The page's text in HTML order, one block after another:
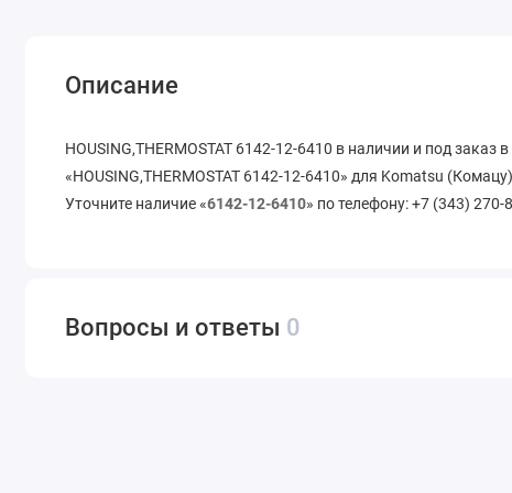
Описание
HOUSING,THERMOSTAT 6142-12-6410 в наличии и под
«HOUSING,THERMOSTAT 6142-12-6410» для Komatsu
Уточните наличие «6142-12-6410» по телефону: +7 (343) 270-
Вопросы и ответы 0